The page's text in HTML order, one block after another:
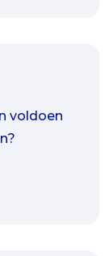
voldoen